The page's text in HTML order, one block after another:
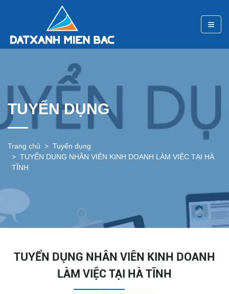
TUYỂN DỤNG
Trang chủ
Tuyển dụng
TUYỂN DỤNG NHÂN VIÊN KINH DOANH LÀM VIỆC TẠI HÀ
TĨNH
TUYỂN DỤNG NHÂN VIÊN KINH DOANH
LÀM VIỆC TẠI HÀ TĨNH